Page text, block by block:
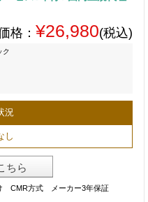
格： ¥26,980(税込)
ク
況
し
ちら
CMR方式 メーカー3年保証